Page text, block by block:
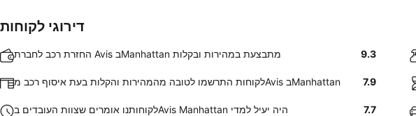
דירוגי לקוחות
החזרת רכב לחברת Avis בManhattan מתבצעת במהירות ובקלות 9.3
לקוחות התרשמו לטובה מהמהירות והקלות בעת איסוף רכב מAvis בManhattan 7.9
לקוחותנו אומרים שצוות העובדים בAvis Manhattan היה יעיל למדי 7.7